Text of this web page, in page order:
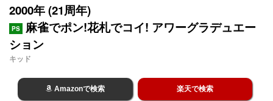
2000年 (21周年)
PS
麻雀でポン!花札でコイ! アワーグラデュエー
ション
キッド
Amazonで検索 楽天で検索